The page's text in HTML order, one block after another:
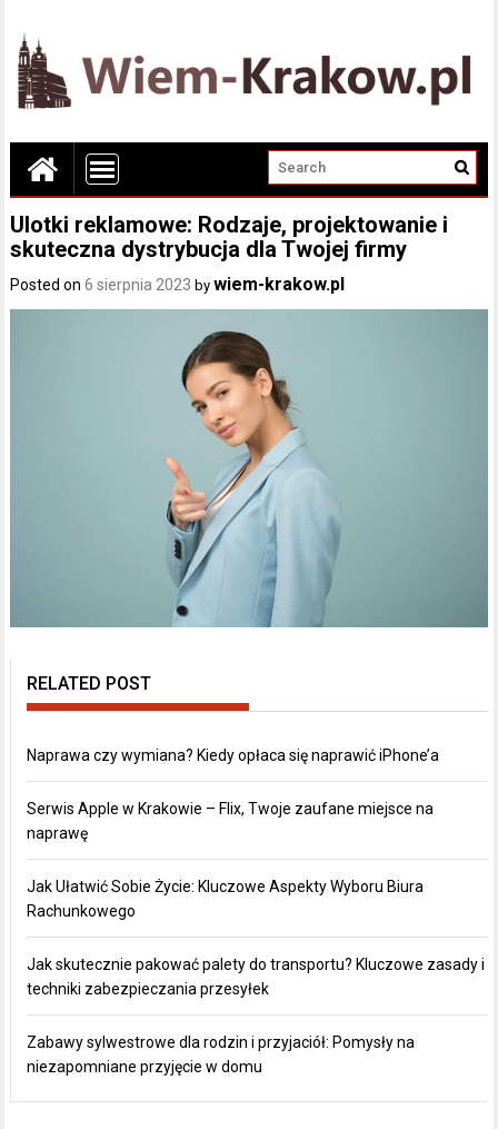
Ulotki reklamowe: Rodzaje, projektowanie i
skuteczna dystrybucja dla Twojej firmy
Posted on6 sierpnia 2023 bywiem-krakow.pl
RELATED POST
Naprawa czy wymiana? Kiedy opłaca się naprawić iPhone’a
Serwis Apple w Krakowie – Flix, Twoje zaufane miejsce na
naprawę
Jak Ułatwić Sobie Życie: Kluczowe Aspekty Wyboru Biura
Rachunkowego
Jak skutecznie pakować palety do transportu? Kluczowe zasady i
techniki zabezpieczania przesyłek
Zabawy sylwestrowe dla rodzin i przyjaciół: Pomysły na
niezapomniane przyjęcie w domu